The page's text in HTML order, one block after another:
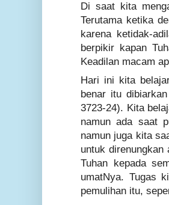
Di saat kita
Terutama ketika
karena ketidak-
berpikir kapan
Keadilan macam
Hari ini kita
benar itu
3723-24). Kita
namun ada saat
namun juga kita
untuk direnungkan
Tuhan kepada
umatNya. Tugas
pemulihan itu,